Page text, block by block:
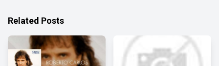
Related Posts